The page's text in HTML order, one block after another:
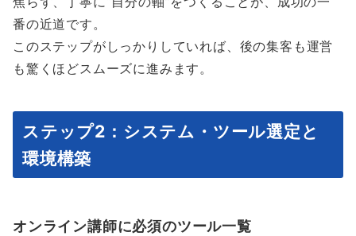
番の近道です。
このステップがしっかりしていれば、後の集客も運営
も驚くほどスムーズに進みます。
ステップ2：システム・ツール選定と
環境構築
オンライン講師に必須のツール一覧